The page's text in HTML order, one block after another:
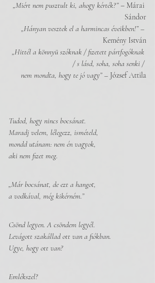
„Miért nem pusztult ki, ahogy kérték?” – Márai
Sándor
„Hányan vesztek el a harmincas éveikben!” –
Kemény István
„Hittél a könnyü szóknak / fizetett pártfogóknak
/ s lásd, soha, soha senki /
nem mondta, hogy te jó vagy” – József Attila
Tudod, hogy nincs bocsánat.
Maradj velem, lélegezz, ismételd,
mondd utánam: nem én vagyok,
aki nem fizet meg.
„Már bocsánat, de ezt a hangot,
a vodkával, még kikérném.”
Csönd legyen. A csöndem legyél.
Levágott szakállad ott van a fiókban.
Ugye, hogy ott van?
Emlékszel?